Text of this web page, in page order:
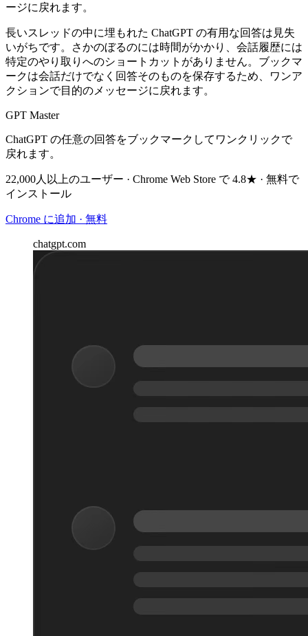
ージに戻れます。
長いスレッドの中に埋もれた ChatGPT の有用な回答は見失
いがちです。さかのぼるのには時間がかかり、会話履歴には
特定のやり取りへのショートカットがありません。ブックマ
ークは会話だけでなく回答そのものを保存するため、ワンア
クションで目的のメッセージに戻れます。
GPT Master
ChatGPT の任意の回答をブックマークしてワンクリックで
戻れます。
22,000人以上のユーザー · Chrome Web Store で 4.8★ · 無料で
インストール
Chrome に追加 · 無料
chatgpt.com